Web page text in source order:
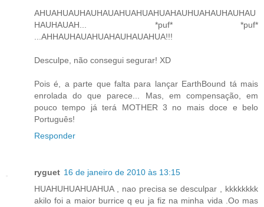
AHUAHUAUHAUHAUAHUAHUAHUAHAUHUAHAUHAUHAU
HAUHAUAH... *puf* *puf*
...AHHAUHAUAHUAHAUHAUAHUA!!!
Desculpe, não consegui segurar! XD
Pois é, a parte que falta para lançar EarthBound tá mais
enrolada do que parece... Mas, em compensação, em
pouco tempo já terá MOTHER 3 no mais doce e belo
Português!
Responder
ryguet 16 de janeiro de 2010 às 13:15
HUAHUHUAHUAHUA , nao precisa se desculpar , kkkkkkkk
akilo foi a maior burrice q eu ja fiz na minha vida .Oo mas